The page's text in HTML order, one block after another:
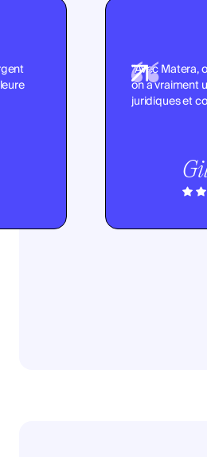
"Avec Matera,
on a vraiment
juridiques et